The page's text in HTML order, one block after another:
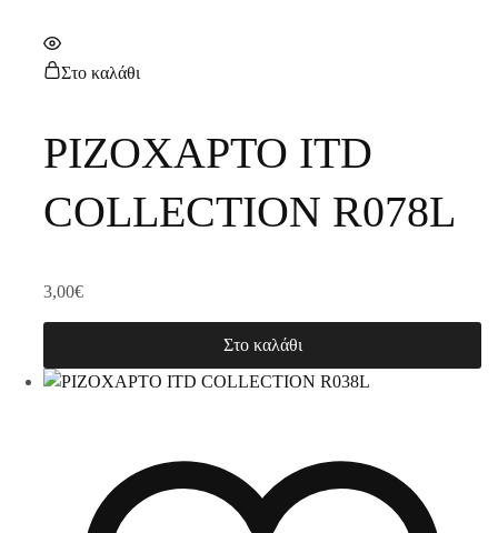
Στο καλάθι
ΡΙΖΟΧΑΡΤΟ ITD
COLLECTION R078L
3,00€
Στο καλάθι